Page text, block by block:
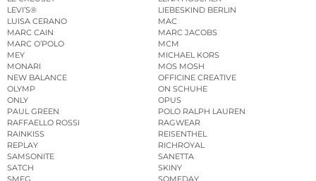
LEVI’S®
LIEBESKIND BERLIN
LUISA CERANO
MAC
MARC CAIN
MARC JACOBS
MARC O’POLO
MCM
MEY
MICHAEL KORS
MONARI
MOS MOSH
NEW BALANCE
OFFICINE CREATIVE
OLYMP
ON SCHUHE
ONLY
OPUS
PAUL GREEN
POLO RALPH LAUREN
RAFFAELLO ROSSI
RAGWEAR
RAINKISS
REISENTHEL
REPLAY
RICHROYAL
SAMSONITE
SANETTA
SATCH
SKINY